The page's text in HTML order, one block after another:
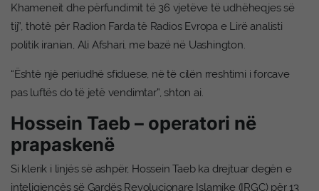
Khameneit dhe përfundimit të 36 vjetëve të udhëheqjes së
tij”, thotë për Radion Farda të Radios Evropa e Lirë analisti
politik iranian, Ali Afshari, me bazë në Uashington.
“Është një periudhë sfiduese, në të cilën rreshtimi i forcave
pas luftës do të jetë vendimtar”, shton ai.
Hossein Taeb – operatori në
prapaskenë
Si klerik i linjës së ashpër, Hossein Taeb ka drejtuar degën e
inteligjencës së Gardës Revolucionare Islamike (IRGC) për 13